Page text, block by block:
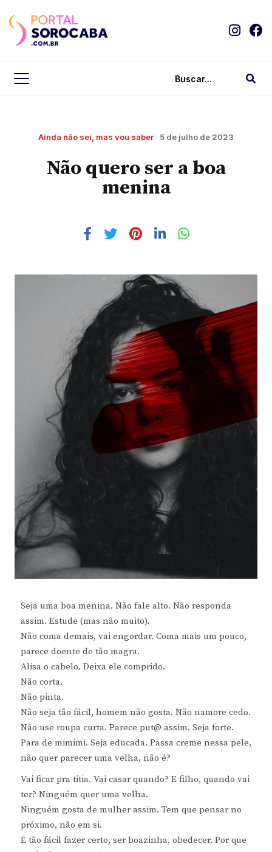
Ainda não sei, mas vou saber 5 de julho de 2023
Não quero ser a boa
menina
Seja uma boa menina. Não fale alto. Não responda
assim. Estude (mas não muito).
Não coma demais, vai engordar. Coma mais um pouco,
parece doente de tão magra.
Alisa o cabelo. Deixa ele comprido.
Não corta.
Não pinta.
Não seja tão fácil, homem não gosta. Não namore cedo.
Não use roupa curta. Parece put@ assim. Seja forte.
Para de mimimi. Seja educada. Passa creme nessa pele,
não quer parecer uma velha, não é?
Vai ficar pra titia. Vai casar quando? E filho, quando vai
ter? Ninguém quer uma velha.
Ninguém gosta de mulher assim. Tem que pensar no
próximo, não em si.
É tão fácil fazer certo, ser boazinha, obedecer. Por que